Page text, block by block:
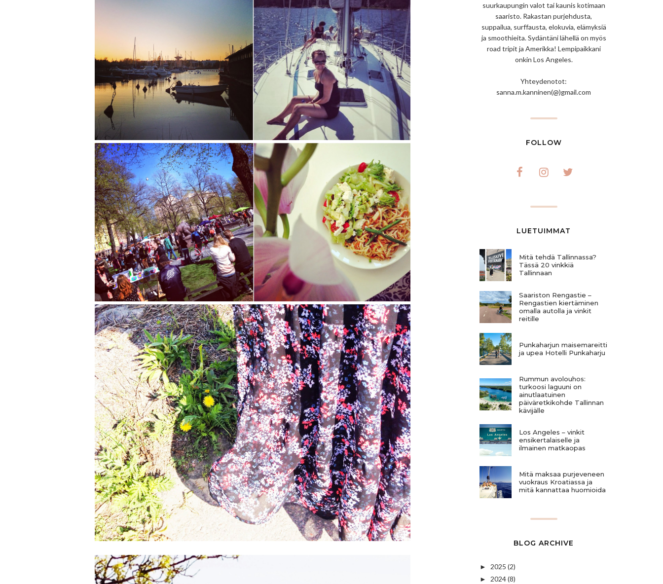
suurkaupungin valot tai kaunis kotimaan
saaristo. Rakastan purjehdusta,
suppailua, surffausta, elokuvia, elämyksiä
ja smoothieita. Sydäntäni lähellä on myös
road tripit ja Amerikka! Lempipaikkani
onkin Los Angeles.
Yhteydenotot:
sanna.m.kanninen(@)gmail.com
FOLLOW
LUETUIMMAT
Mitä tehdä Tallinnassa?
Tässä 20 vinkkiä
Tallinnaan
Saariston Rengastie –
Rengastien kiertäminen
omalla autolla ja vinkit
reitille
Punkaharjun maisemareitti
ja upea Hotelli Punkaharju
Rummun avolouhos:
turkoosi laguuni on
ainutlaatuinen
päiväretkikohde Tallinnan
kävijälle
Los Angeles – vinkit
ensikertalaiselle ja
ilmainen matkaopas
Mitä maksaa purjeveneen
vuokraus Kroatiassa ja
mitä kannattaa huomioida
BLOG ARCHIVE
► 2025 (2)
► 2024(8)